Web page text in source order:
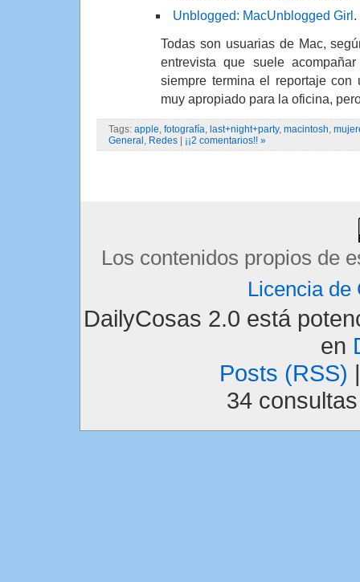
Unblogged: MacUnblogged Girl .
Todas son usuarias de Mac,
entrevista que suele
siempre termina el reportaje con
muy apropiado para la oficina,
Tags: apple fotografía last+night+party, macintosh
General Redes | ¡¡2 comentarios!! »
Los contenidos propios de
Licencia de
DailyCosas 2.0 está
en
Posts (RSS)
34